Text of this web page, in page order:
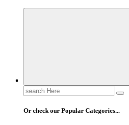
Search
for:
Or check our Popular Categories...